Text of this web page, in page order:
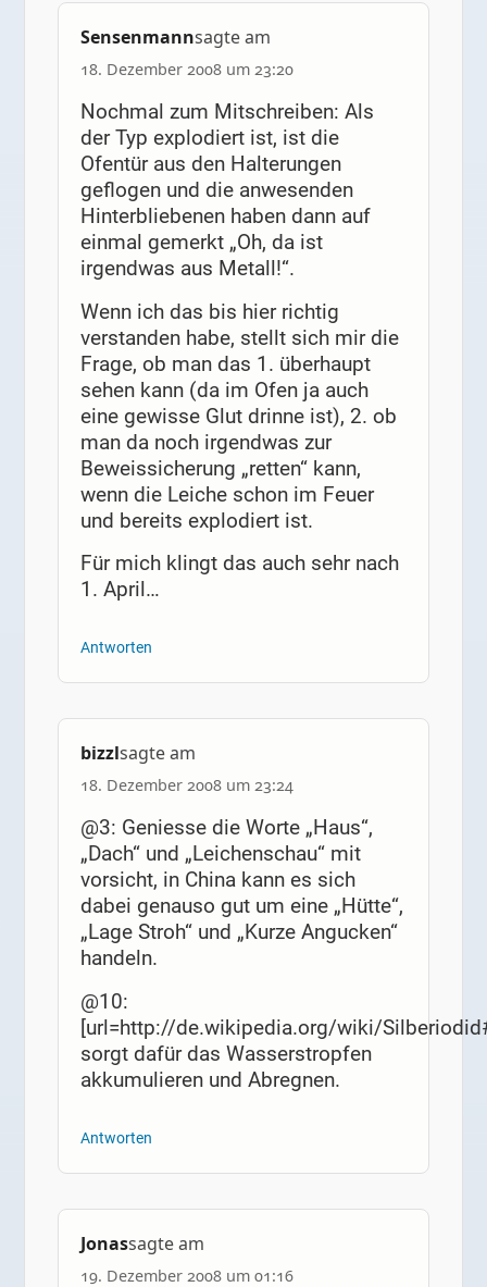
Sensenmannsagte am
18. Dezember 2008 um 23:20
Nochmal zum Mitschreiben: Als
der Typ explodiert ist, ist die
Ofentür aus den Halterungen
geflogen und die anwesenden
Hinterbliebenen haben dann auf
einmal gemerkt „Oh, da ist
irgendwas aus Metall!“.
Wenn ich das bis hier richtig
verstanden habe, stellt sich mir die
Frage, ob man das 1. überhaupt
sehen kann (da im Ofen ja auch
eine gewisse Glut drinne ist), 2. ob
man da noch irgendwas zur
Beweissicherung „retten“ kann,
wenn die Leiche schon im Feuer
und bereits explodiert ist.
Für mich klingt das auch sehr nach
1. April…
Antworten
bizzlsagte am
18. Dezember 2008 um 23:24
@3: Geniesse die Worte „Haus“,
„Dach“ und „Leichenschau“ mit
vorsicht, in China kann es sich
dabei genauso gut um eine „Hütte“,
„Lage Stroh“ und „Kurze Angucken“
handeln.
@10:
[url=http://de.wikipedia.org/wiki/
sorgt dafür das Wasserstropfen
akkumulieren und Abregnen.
Antworten
Jonassagte am
19. Dezember 2008 um 01:16